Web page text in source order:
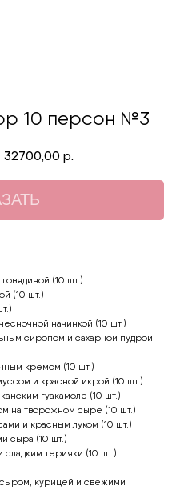
10 персон №3
32700,00 р.
(10 шт.)
(10 шт.)
начинкой (10 шт.)
сиропом и сахарной пудрой
кремом (10 шт.)
и красной икрой (10 шт.)
гуакамоле (10 шт.)
на творожном сыре (10 шт.)
и красным луком (10 шт.)
сыра (10 шт.)
терияки (10 шт.)
сыром, курицей и свежими